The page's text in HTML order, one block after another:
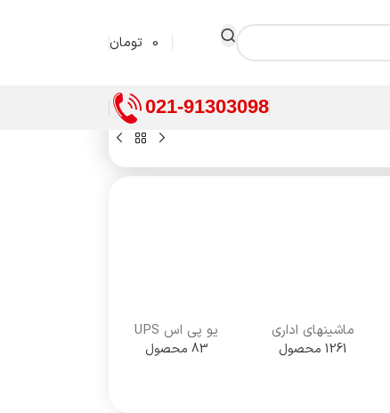
0 تومان
021-91303098
ماشینهای اداری
1261 محصول
یو پی اس UPS
83 محصول